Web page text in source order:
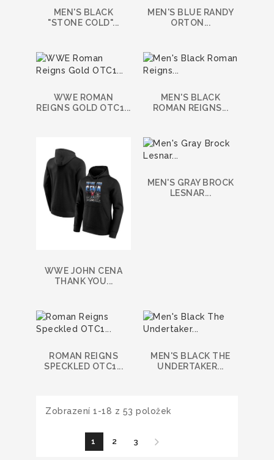
MEN'S BLACK
"STONE COLD"...
MEN'S BLUE RANDY
ORTON...
WWE ROMAN
REIGNS GOLD OTC1...
MEN'S BLACK
ROMAN REIGNS...
WWE JOHN CENA
THANK YOU...
MEN'S GRAY BROCK
LESNAR...
ROMAN REIGNS
SPECKLED OTC1...
MEN'S BLACK THE
UNDERTAKER...
Zobrazení 1-18 z 53 položek
1 2 3